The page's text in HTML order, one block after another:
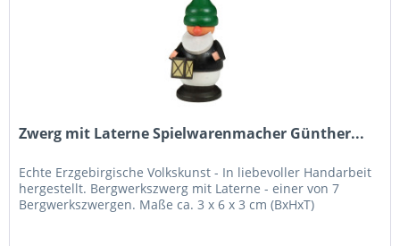
Zwerg mit Laterne Spielwarenmacher Günther...
Echte Erzgebirgische Volkskunst - In liebevoller Handarbeit
hergestellt. Bergwerkszwerg mit Laterne - einer von 7
Bergwerkszwergen. Maße ca. 3 x 6 x 3 cm (BxHxT)